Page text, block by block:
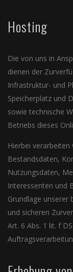
Hosting
Die von uns in
dienen der
Infrastruktur- und
Speicherplatz und
sowie technische
Betriebs dieses
Hierbei
Bestandsdaten,
Nutzungsdaten,
Interessenten und
Grundlage unserer
und sicheren
Art. 6 Abs. 1 lit. f